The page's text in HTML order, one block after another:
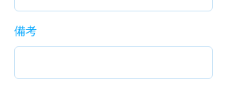
備考